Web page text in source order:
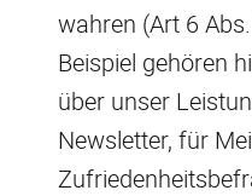
wahren (Art 6
Beispiel gehören
über unser
Newsletter, für